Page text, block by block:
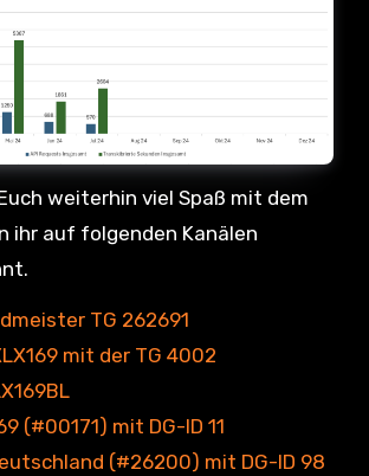
weiterhin viel Spaß mit dem
ihr auf folgenden Kanälen
TG 262691
mit der TG 4002
(#00171) mit DG-ID 11
(#26200) mit DG-ID 98